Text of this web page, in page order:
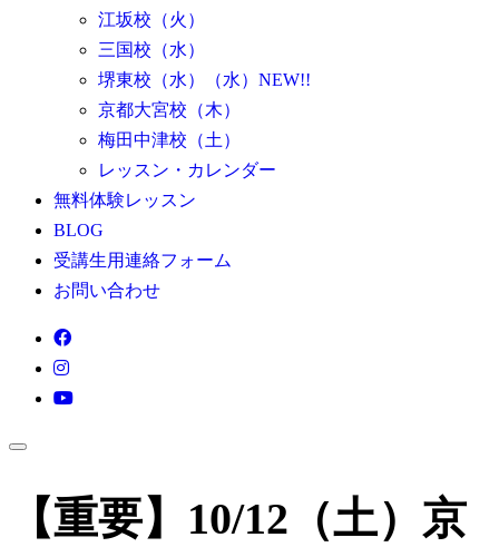
江坂校（火）
三国校（水）
堺東校（水）（水）NEW!!
京都大宮校（木）
梅田中津校（土）
レッスン・カレンダー
無料体験レッスン
BLOG
受講生用連絡フォーム
お問い合わせ
【重要】10/12（土）京